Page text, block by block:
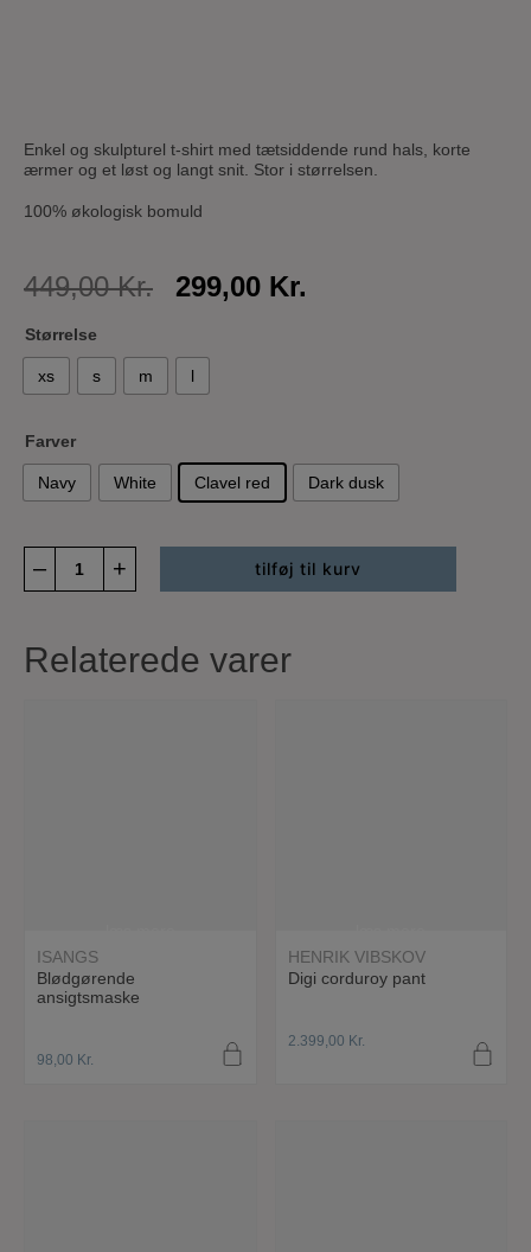
Enkel og skulpturel t-shirt med tætsiddende rund hals, korte
ærmer og et løst og langt snit. Stor i størrelsen.
100% økologisk bomuld
449,00Kr.
Original
was:
449,00 Kr..
299,00 Kr.
Størrelse
xs s m l
Farver
Navy White Clavel red Dark dusk
–
Volta
shirt
+ tilføj til kurv
Relaterede varer
ISANGS
Blødgørende
ansigtsmaske
98,00 Kr.
HENRIK VIBSKOV
Digi corduroy pant
2.399,00 Kr.